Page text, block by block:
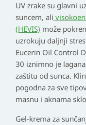
UV zrake su glavni
suncem, ali
(HEVIS) može
uzrokuju daljnji
Eucerin Oil Control
30 iznimno je
zaštitu od sunca.
pogodna za sve
masnu i aknama
Gel-krema za